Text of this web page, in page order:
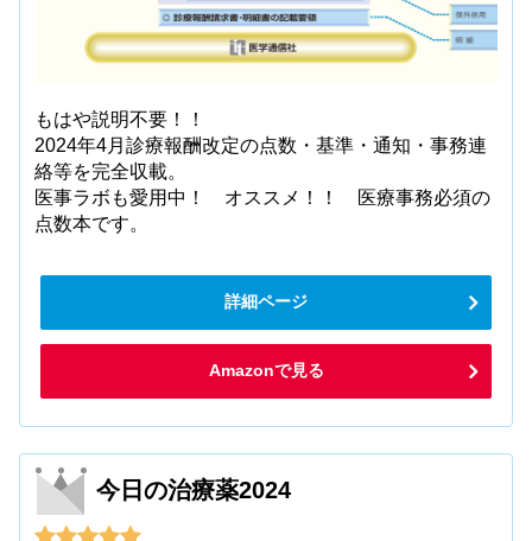
もはや説明不要！！
2024年4月診療報酬改定の点数・基準・通知・事務連
絡等を完全収載。
医事ラボも愛用中！ オススメ！！ 医療事務必須の
点数本です。
詳細ページ
Amazonで見る
今日の治療薬2024